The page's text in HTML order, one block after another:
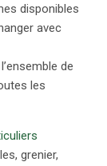
disponibles
avec
de
les
grenier,